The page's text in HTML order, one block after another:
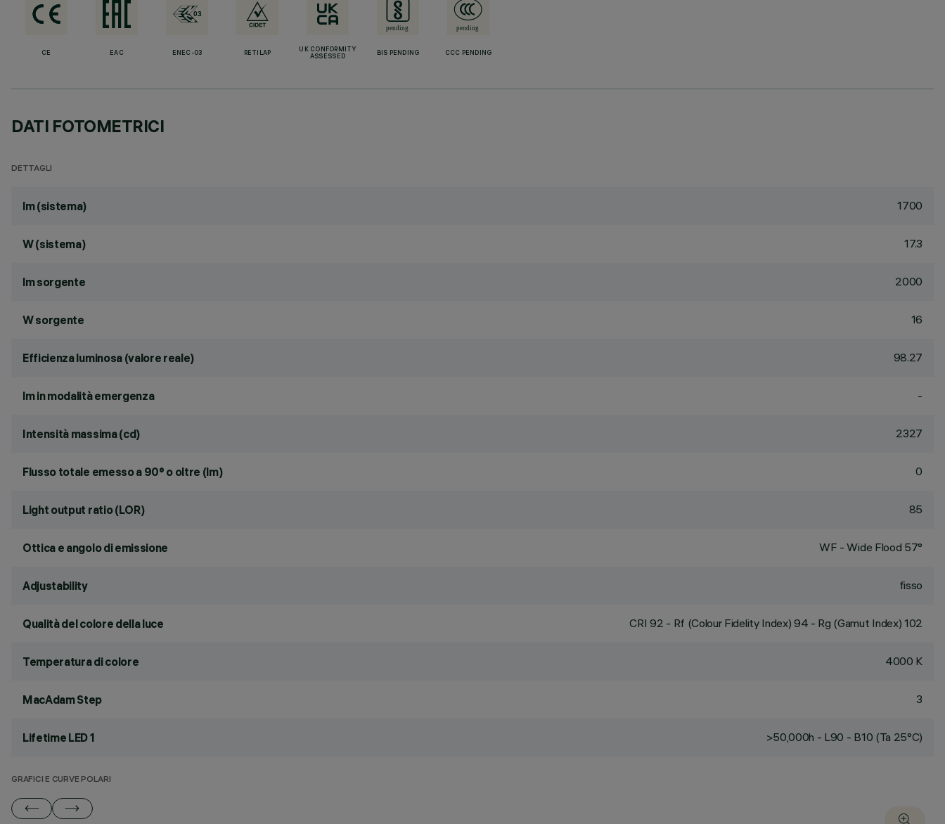
CE EAC ENEC-03 RETILAP
UK CONFORMITY
ASSESSED
BIS PENDING CCC PENDING
DATI FOTOMETRICI
DETTAGLI
lm (sistema) 1700
W (sistema) 17.3
lm sorgente 2000
W sorgente 16
Efficienza luminosa (valore reale) 98.27
lm in modalità emergenza -
Intensità massima (cd) 2327
Flusso totale emesso a 90° o oltre (lm) 0
Light output ratio (LOR) 85
Ottica e angolo di emissione WF - Wide Flood 57°
Adjustability fisso
Qualità del colore della luce CRI92 - Rf (Colour Fidelity Index) 94 - Rg (Gamut Index) 102
Temperatura di colore 4000 K
MacAdam Step 3
Lifetime LED 1 >50,000h - L90 - B10 (Ta 25°C)
GRAFICI E CURVE POLARI